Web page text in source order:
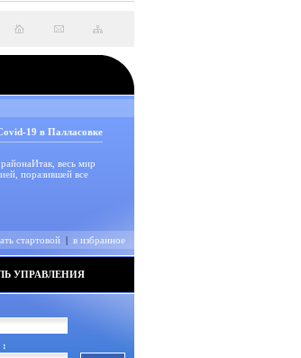
19 в Палласовке
весь мир
поразившей все
стартовой | в избранное
УПРАВЛЕНИЯ
: